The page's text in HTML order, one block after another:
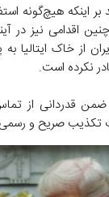
بر اینکه هیچ‌گونه
اقدامی نیز در
از خاک ایتالیا
نکرده است.
قدردانی از
تکذیب صریح و رسمی